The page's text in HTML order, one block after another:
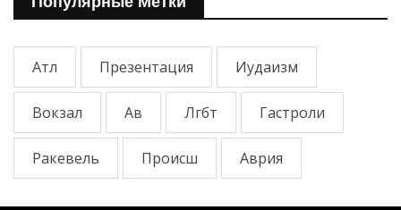
Атл Презентация Иудаизм
Вокзал Ав Лгбт Гастроли
Ракевель Происш Аврия